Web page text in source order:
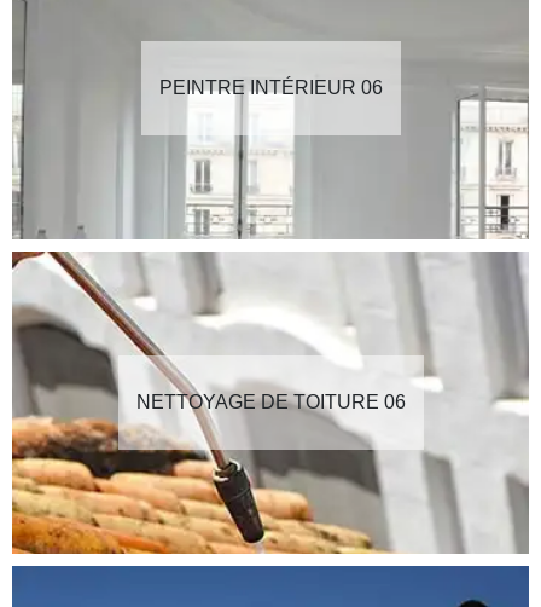
PEINTRE INTÉRIEUR 06
NETTOYAGE DE TOITURE 06